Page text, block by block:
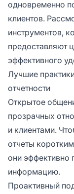
одновременно
клиентов.
инструментов,
предоставляют
эффективного
Лучшие
отчетности
Открытое
прозрачных
и клиентами.
отчеты
они эффективно
информацию.
Проактивный